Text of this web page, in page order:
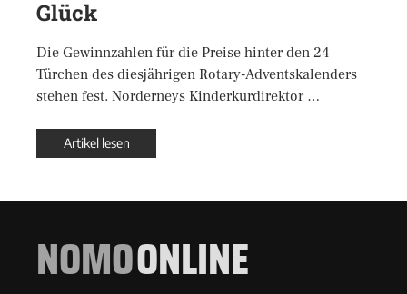
Glück
Die Gewinnzahlen für die Preise hinter den 24
Türchen des diesjährigen Rotary-Adventskalenders
stehen fest. Norderneys Kinderkurdirektor …
Artikel lesen
NOMOONLINE